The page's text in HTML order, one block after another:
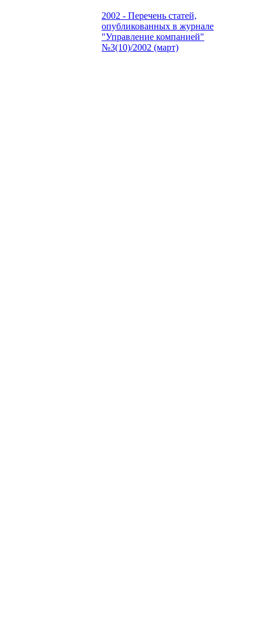
2002 - Перечень статей,
опубликованных в журнале
"Управление компанией"
№3(10)/2002 (март)